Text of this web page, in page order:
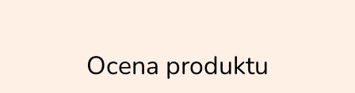
Ocena produktu